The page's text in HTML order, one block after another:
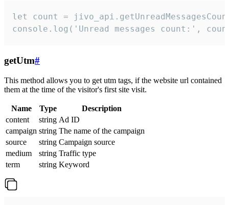
let count =
console.log('Unread messages count:',
getUtm#
This method allows you to get utm tags, if the website url contained
them at the time of the visitor's first site visit.
Name Type
Description
content
string Ad ID
campaign string The name of the campaign
source
string Campaign source
medium
string Traffic type
term
string Keyword